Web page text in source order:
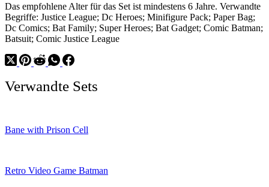
Das empfohlene Alter für das Set ist mindestens 6 Jahre. Verwandte
Begriffe: Justice League; Dc Heroes; Minifigure Pack; Paper Bag;
Dc Comics; Bat Family; Super Heroes; Bat Gadget; Comic Batman;
Batsuit; Comic Justice League
Verwandte Sets
Bane with Prison Cell
Retro Video Game Batman